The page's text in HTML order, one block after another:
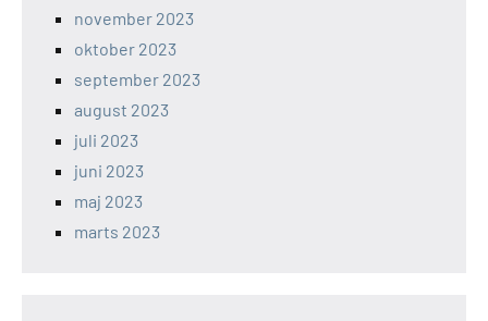
november 2023
oktober 2023
september 2023
august 2023
juli 2023
juni 2023
maj 2023
marts 2023